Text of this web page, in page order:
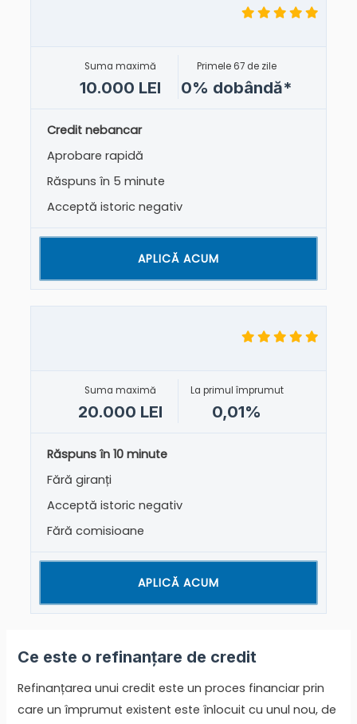
Suma maximă
10.000 LEI
Primele 67 de zile
0% dobândă*
Credit nebancar
Aprobare rapidă
Răspuns în 5 minute
Acceptă istoric negativ
APLICĂ ACUM
Suma maximă
20.000 LEI
La primul împrumut
0,01%
Răspuns în 10 minute
Fără giranți
Acceptă istoric negativ
Fără comisioane
APLICĂ ACUM
Ce este o refinanțare de credit
Refinanțarea unui credit este un proces financiar prin
care un împrumut existent este înlocuit cu unul nou, de